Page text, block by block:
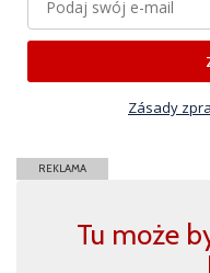
Zásady
REKLAMA
Tu może